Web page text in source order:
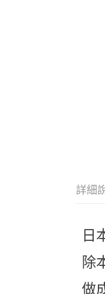
詳細
日
除
做